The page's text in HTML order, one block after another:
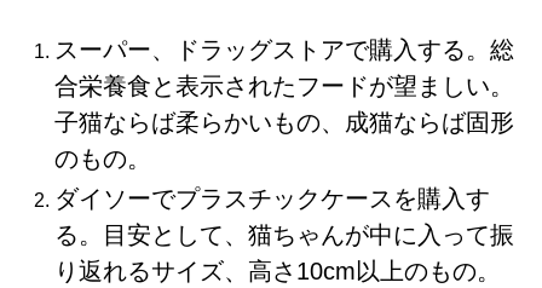
スーパー、ドラッグストアで購入する。総
合栄養食と表示されたフードが望ましい。
子猫ならば柔らかいもの、成猫ならば固形
のもの。
ダイソーでプラスチックケースを購入す
る。目安として、猫ちゃんが中に入って振
り返れるサイズ、高さ10cm以上のもの。